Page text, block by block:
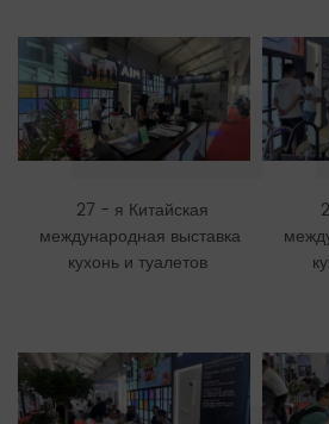
27 - я Китайская
международная выставка
кухонь и туалетов